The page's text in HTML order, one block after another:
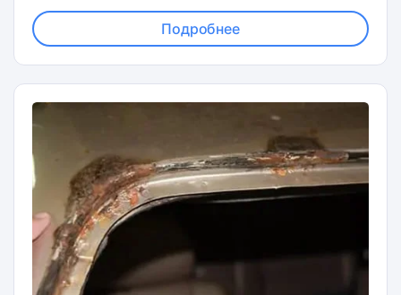
Подробнее